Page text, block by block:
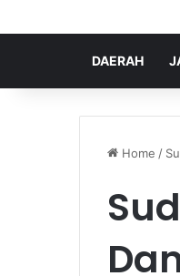
DAERAH
Home /